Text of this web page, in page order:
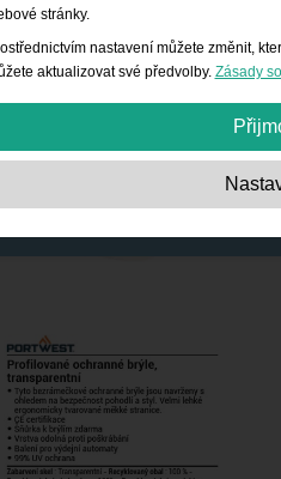
stránky.
nastavení můžete změnit,
aktualizovat své předvolby. Zásady
Tyto soubory cookie
Tyto soubory cookie nám
návštěvnosti a způsobu používání
informace jsou agregované, takže jsou
Funkce:Tyto soubory cookie umožňují
funkce a nastavení individuálních
atd.
Reklama:Tyto soubory cookie se
vás a vaše zájmy relevantnější.